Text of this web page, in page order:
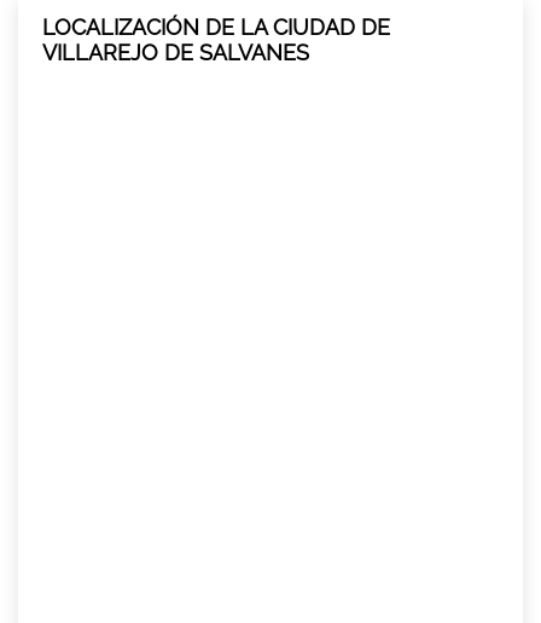
LOCALIZACIÓN DE LA CIUDAD DE
VILLAREJO DE SALVANES